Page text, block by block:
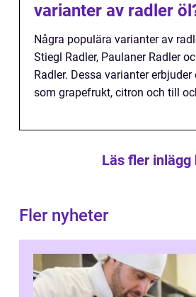
varianter av radler
Några populära varianter av
Stiegl Radler, Paulaner Radler
Radler. Dessa varianter
som grapefrukt, citron och till
Läs fler inlägg
Fler nyheter